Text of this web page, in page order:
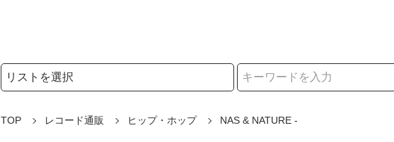
検索リストの選択
TOP レコード通販 ヒップ・ホップ NAS & NATURE -